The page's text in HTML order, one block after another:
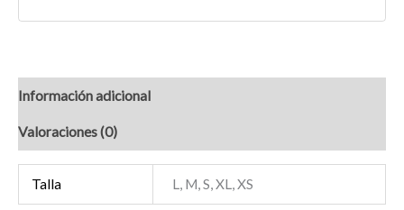
Información adicional
Valoraciones (0)
Talla L, M, S, XL, XS